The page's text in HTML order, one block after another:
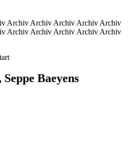
Archiv Archiv Archiv Archiv Archiv
Archiv Archiv Archiv Archiv Archiv
Seppe Baeyens